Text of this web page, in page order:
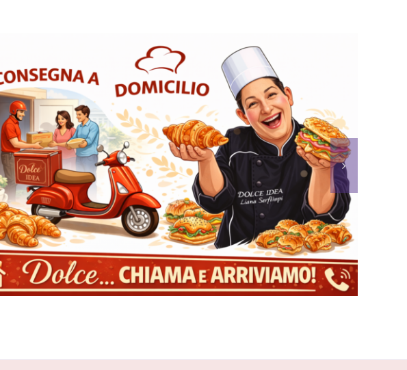
Consegna a domicilio di brioches e salati